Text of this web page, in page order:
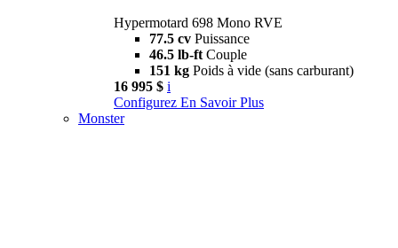
Hypermotard 698 Mono RVE
77.5 cv Puissance
46.5 lb-ft Couple
151 kg Poids à vide (sans carburant)
16 995 $ i
Configurez En Savoir Plus
Monster